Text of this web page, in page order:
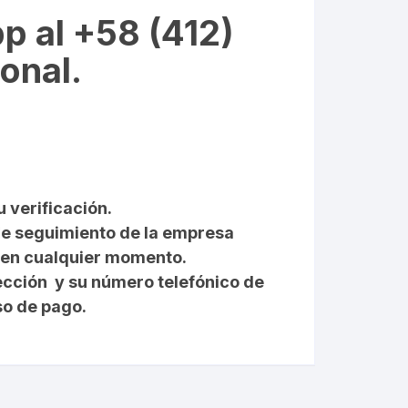
al +58 (412)
verificación.
seguimiento de la empresa
cualquier momento.
y su número telefónico de
de pago.